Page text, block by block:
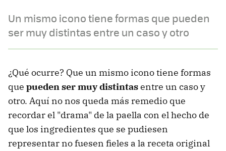
Un mismo icono tiene formas que pueden
ser muy distintas entre un caso y otro
¿Qué ocurre? Que un mismo icono tiene formas
que pueden ser muy distintasentre un caso y
otro. Aquí no nos queda más remedio que
recordar el "drama" de la paella con el hecho de
que los ingredientes que se pudiesen
representar no fuesen fieles a la receta original